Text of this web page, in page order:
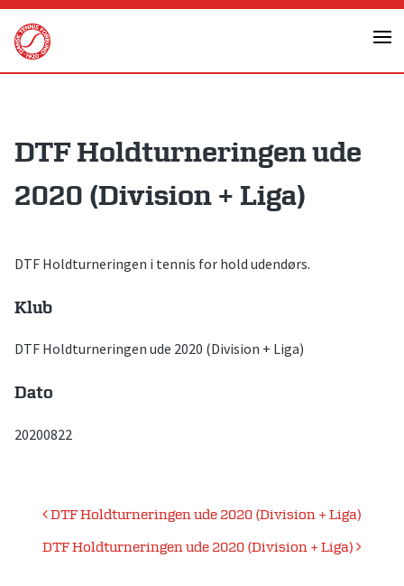
Skip
content
DTF Holdturneringen ude
2020 (Division + Liga)
DTF Holdturneringen i tennis for hold udendørs.
Klub
DTF Holdturneringen ude 2020 (Division + Liga)
Dato
20200822
Indlægsnavigation
DTF Holdturneringen ude 2020 (Division + Liga)
DTF Holdturneringen ude 2020 (Division + Liga)